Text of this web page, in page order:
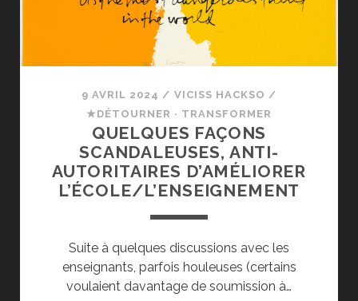
POURQUOI
EST
IDÉE
OU
ÉCHOUERA.
9 AVRIL 2024 / VICISS HACKSO /
★DÉTOURNER · TRANSFORMER
QUELQUES FAÇONS
SCANDALEUSES, ANTI-
AUTORITAIRES D’AMÉLIORER
L’ÉCOLE/L’ENSEIGNEMENT
Suite à quelques discussions avec les
enseignants, parfois houleuses (certains
voulaient davantage de soumission à…